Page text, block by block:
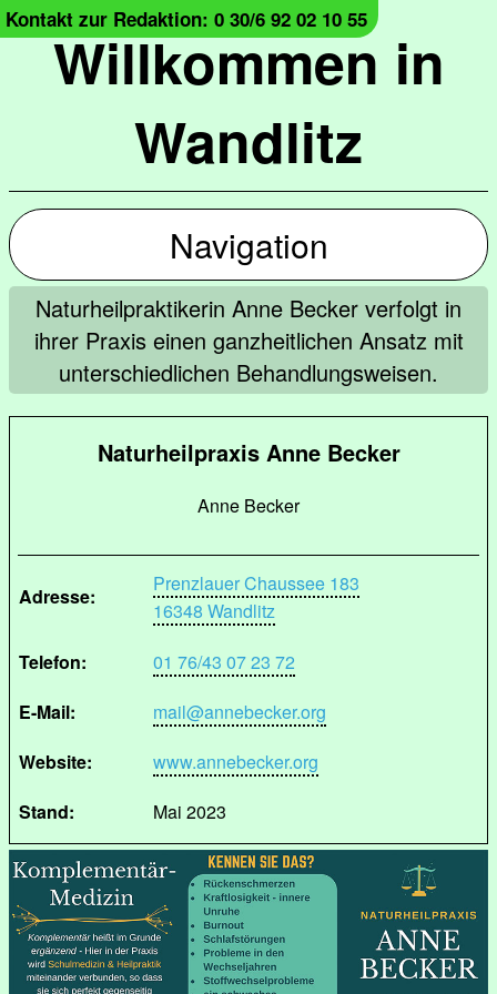
Willkommen in
Wandlitz
Kontakt zur Redaktion: 0 30/6 92 02 10 55
Navigation
Naturheilpraktikerin Anne Becker verfolgt in
ihrer Praxis einen ganzheitlichen Ansatz mit
unterschiedlichen Behandlungsweisen.
Naturheilpraxis Anne Becker
Anne Becker
Adresse:
Prenzlauer Chaussee 183
16348 Wandlitz
Telefon:
01 76/43 07 23 72
E-Mail:
mail@annebecker.org
Website:
www.annebecker.org
Stand:
Mai 2023